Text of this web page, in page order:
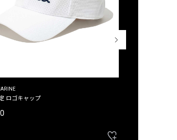
ロゴキャップ